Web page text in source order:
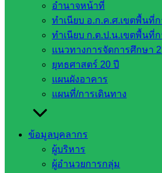
อำนาจหน้าที่
ทำเนียบ อ.ก.ค.ศ.เขตพื้นที่
ทำเนียบ ก.ต.ป.น.เขตพื้นที่
แนวทางการจัดการศึกษา
ยุทธศาสตร์ 20 ปี
แผนผังอาคาร
แผนที่/การเดินทาง
ข้อมูลบุคลากร
ผู้บริหาร
ผู้อำนวยการกลุ่ม
ประมวลจริยธรรมข้าราชการครูและบุค
พ.ศ.2564และแนวทางการประพฤติปฏิบั
บุคลากรทางการศึกษา ตามประมลจริย
บุคลากรทางการศึกษา ตามที่ ก.ค.